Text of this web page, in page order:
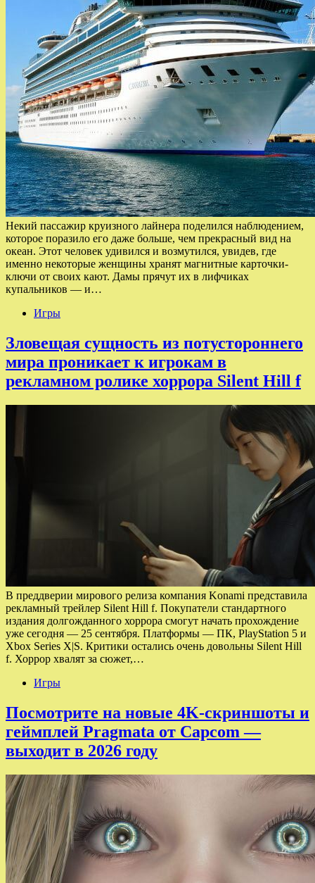
Некий пассажир круизного лайнера поделился наблюдением,
которое поразило его даже больше, чем прекрасный вид на
океан. Этот человек удивился и возмутился, увидев, где
именно некоторые женщины хранят магнитные карточки-
ключи от своих кают. Дамы прячут их в лифчиках
купальников — и…
Игры
Зловещая сущность из потустороннего
мира проникает к игрокам в
рекламном ролике хоррора Silent Hill f
В преддверии мирового релиза компания Konami представила
рекламный трейлер Silent Hill f. Покупатели стандартного
издания долгожданного хоррора смогут начать прохождение
уже сегодня — 25 сентября. Платформы — ПК, PlayStation 5 и
Xbox Series X|S. Критики остались очень довольны Silent Hill
f. Хоррор хвалят за сюжет,…
Игры
Посмотрите на новые 4K-скриншоты и
геймплей Pragmata от Capcom —
выходит в 2026 году